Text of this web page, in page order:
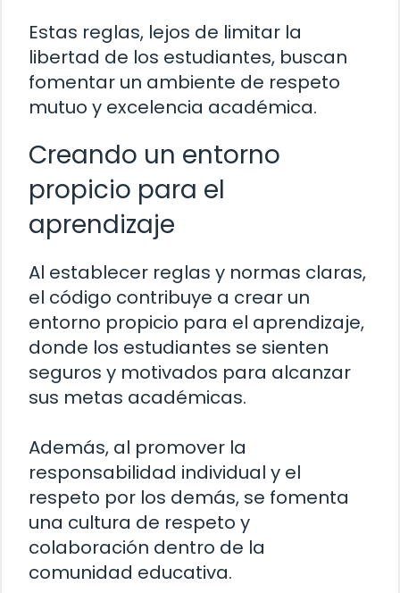
Estas reglas, lejos de limitar la
libertad de los estudiantes, buscan
fomentar un ambiente de respeto
mutuo y excelencia académica.
Creando un entorno
propicio para el
aprendizaje
Al establecer reglas y normas claras,
el código contribuye a crear un
entorno propicio para el aprendizaje,
donde los estudiantes se sienten
seguros y motivados para alcanzar
sus metas académicas.
Además, al promover la
responsabilidad individual y el
respeto por los demás, se fomenta
una cultura de respeto y
colaboración dentro de la
comunidad educativa.